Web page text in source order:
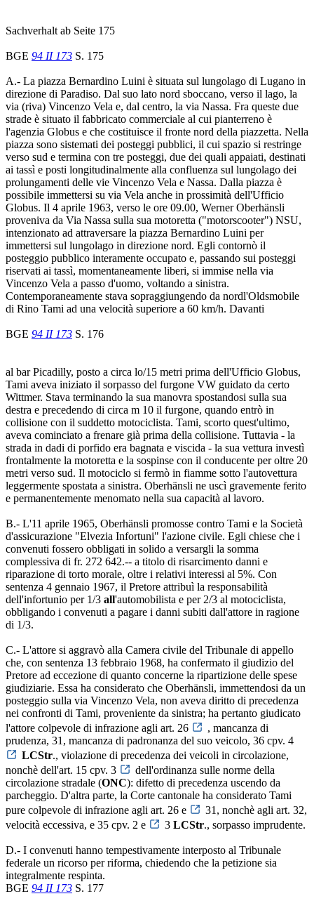
Sachverhalt ab Seite 175
BGE 94 II 173 S. 175
A.- La piazza Bernardino Luini è situata sul lungolago di Lugano in
direzione di Paradiso. Dal suo lato nord sboccano, verso il lago, la
via (riva) Vincenzo Vela e, dal centro, la via Nassa. Fra queste due
strade è situato il fabbricato commerciale al cui pianterreno è
l'agenzia Globus e che costituisce il fronte nord della piazzetta. Nella
piazza sono sistemati dei posteggi pubblici, il cui spazio si restringe
verso sud e termina con tre posteggi, due dei quali appaiati, destinati
ai tassì e posti longitudinalmente alla confluenza sul lungolago dei
prolungamenti delle vie Vincenzo Vela e Nassa. Dalla piazza è
possibile immettersi su via Vela anche in prossimità dell'Ufficio
Globus. Il 4 aprile 1963, verso le ore 09.00, Werner Oberhänsli
proveniva da Via Nassa sulla sua motoretta ("motorscooter") NSU,
intenzionato ad attraversare la piazza Bernardino Luini per
immettersi sul lungolago in direzione nord. Egli contornò il
posteggio pubblico interamente occupato e, passando sui posteggi
riservati ai tassì, momentaneamente liberi, si immise nella via
Vincenzo Vela a passo d'uomo, voltando a sinistra.
Contemporaneamente stava sopraggiungendo da nordl'Oldsmobile
di Rino Tami ad una velocità superiore a 60 km/h. Davanti
BGE 94 II 173 S. 176
al bar Picadilly, posto a circa lo/15 metri prima dell'Ufficio Globus,
Tami aveva iniziato il sorpasso del furgone VW guidato da certo
Wittmer. Stava terminando la sua manovra spostandosi sulla sua
destra e precedendo di circa m 10 il furgone, quando entrò in
collisione con il suddetto motociclista. Tami, scorto quest'ultimo,
aveva cominciato a frenare già prima della collisione. Tuttavia - la
strada in dadi di porfido era bagnata e viscida - la sua vettura investì
frontalmente la motoretta e la sospinse con il conducente per oltre 20
metri verso sud. Il motociclo si fermò in fiamme sotto l'autovettura
leggermente spostata a sinistra. Oberhänsli ne uscì gravemente ferito
e permanentemente menomato nella sua capacità al lavoro.
B.- L'11 aprile 1965, Oberhänsli promosse contro Tami e la Società
d'assicurazione "Elvezia Infortuni" l'azione civile. Egli chiese che i
convenuti fossero obbligati in solido a versargli la somma
complessiva di fr. 272 642.-- a titolo di risarcimento danni e
riparazione di torto morale, oltre i relativi interessi al 5%. Con
sentenza 4 gennaio 1967, il Pretore attribuì la responsabilità
dell'infortunio per 1/3 all'automobilista e per 2/3 al motociclista,
obbligando i convenuti a pagare i danni subiti dall'attore in ragione
di 1/3.
C.- L'attore si aggravò alla Camera civile del Tribunale di appello
che, con sentenza 13 febbraio 1968, ha confermato il giudizio del
Pretore ad eccezione di quanto concerne la ripartizione delle spese
giudiziarie. Essa ha considerato che Oberhänsli, immettendosi da un
posteggio sulla via Vincenzo Vela, non aveva diritto di precedenza
nei confronti di Tami, proveniente da sinistra; ha pertanto giudicato
l'attore colpevole di infrazione agli art. 26
, mancanza di
prudenza, 31, mancanza di padronanza del suo veicolo, 36 cpv. 4
LCStr., violazione di precedenza dei veicoli in circolazione,
nonchè dell'art. 15 cpv. 3
dell'ordinanza sulle norme della
circolazione stradale (ONC): difetto di precedenza uscendo da
parcheggio. D'altra parte, la Corte cantonale ha considerato Tami
pure colpevole di infrazione agli art. 26 e
31, nonchè agli art. 32,
velocità eccessiva, e 35 cpv. 2 e
3 LCStr., sorpasso imprudente.
D.- I convenuti hanno tempestivamente interposto al Tribunale
federale un ricorso per riforma, chiedendo che la petizione sia
integralmente respinta.
BGE 94 II 173 S. 177